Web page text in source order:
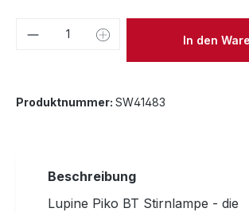
Produkt Anzahl: Gib den
In den
Produktnummer: SW41483
Beschreibung
Lupine Piko BT Stirnlampe - die